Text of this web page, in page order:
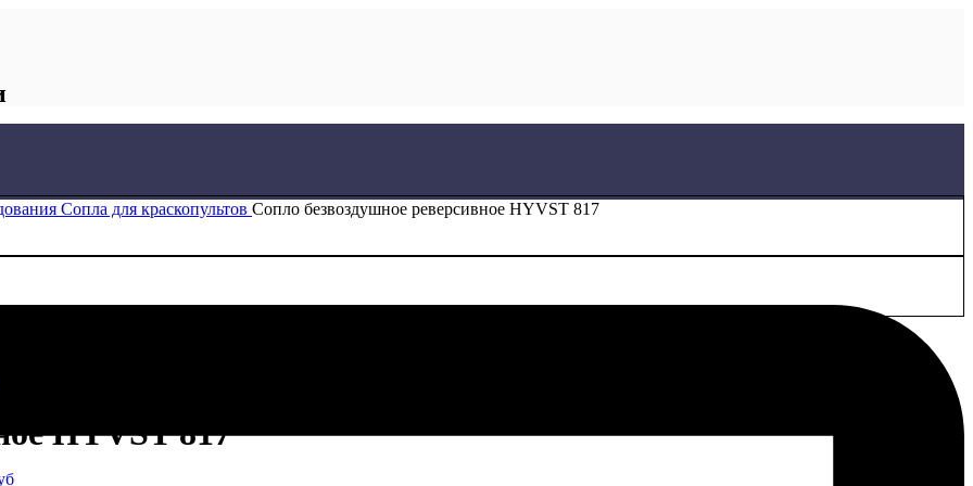
Сопла для краскопультов Сопло безвоздушное реверсивное HYVST 817
HYVST 817